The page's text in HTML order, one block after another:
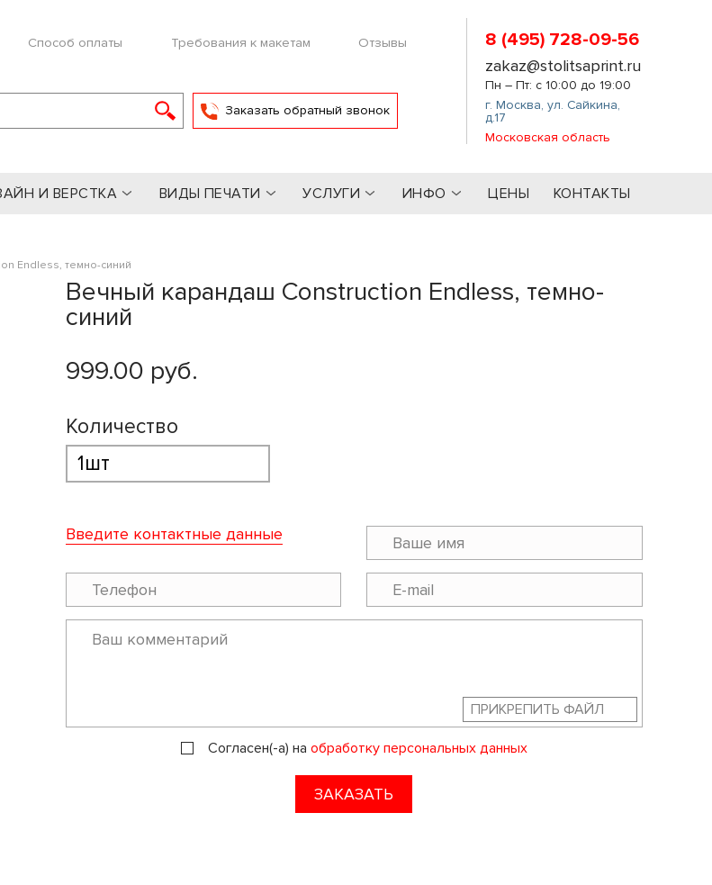
Способ оплаты Требования к макетам Отзывы
Заказать обратный звонок
8 (495) 728-09-56
zakaz@stolitsaprint.ru
Пн – Пт: с 10:00 до 19:00
г. Москва,ул. Сайкина,
д.17
Московская область
И ВЕРСТКА ВИДЫ ПЕЧАТИ УСЛУГИ ИНФО ЦЕНЫ КОНТАКТЫ
Endless, темно-синий
Вечный карандаш Construction Endless, темно-
синий
999.00 руб.
Количество
Введите контактные данные
ПРИКРЕПИТЬ ФАЙЛ
Согласен(-а) на обработку персональных данных
ЗАКАЗАТЬ